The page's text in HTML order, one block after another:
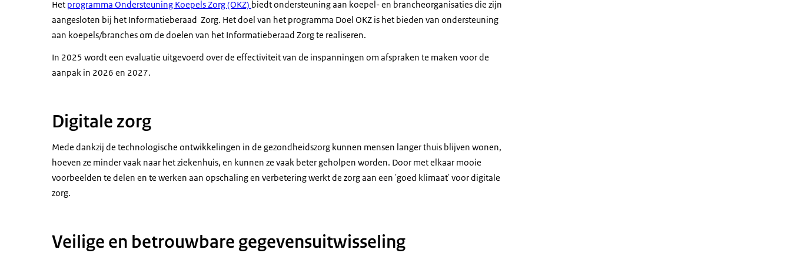
Ondertiteling
srt2 KB
Download
ziekenhuis en er blijft meer tijd over voor echt contact met de patiënt. Met koude technologie voor
warme zorg creëren we in Nederland een bloeiend ecosysteem voor digitale zorg, dat bestaat uit een
vruchtbare bodem en een goed klimaat. Het klimaat verbeteren we door mensen meer bewust te
maken van de mogelijkheden van digitale zorg en kansrijke initiatieven verder te brengen. De
vruchtbare bodem maken we door standaarden af te spreken voor informatie-uitwisseling. Daaraan
waaraan het Informatieberaad werkt en het goede klimaat voor kennisdeling en innovatie levert een
Informatieberaad, samen werken aan een duurzaam informatiestelsel voor de zorg.
Het programma Ondersteuning Koepels Zorg (OKZ) biedt ondersteuning aan koepel- en brancheorganisaties die zijn
aangesloten bij het Informatieberaad Zorg. Het doel van het programma Doel OKZ is het bieden van ondersteuning
aan koepels/branches om de doelen van het Informatieberaad Zorg te realiseren.
In 2025 wordt een evaluatie uitgevoerd over de effectiviteit van de inspanningen om afspraken te maken voor de
aanpak in 2026 en 2027.
Digitale zorg
Mede dankzij de technologische ontwikkelingen in de gezondheidszorg kunnen mensen langer thuis blijven wonen,
hoeven ze minder vaak naar het ziekenhuis, en kunnen ze vaak beter geholpen worden. Door met elkaar mooie
voorbeelden te delen en te werken aan opschaling en verbetering werkt de zorg aan een 'goed klimaat' voor digitale
zorg.
Veilige en betrouwbare gegevensuitwisseling